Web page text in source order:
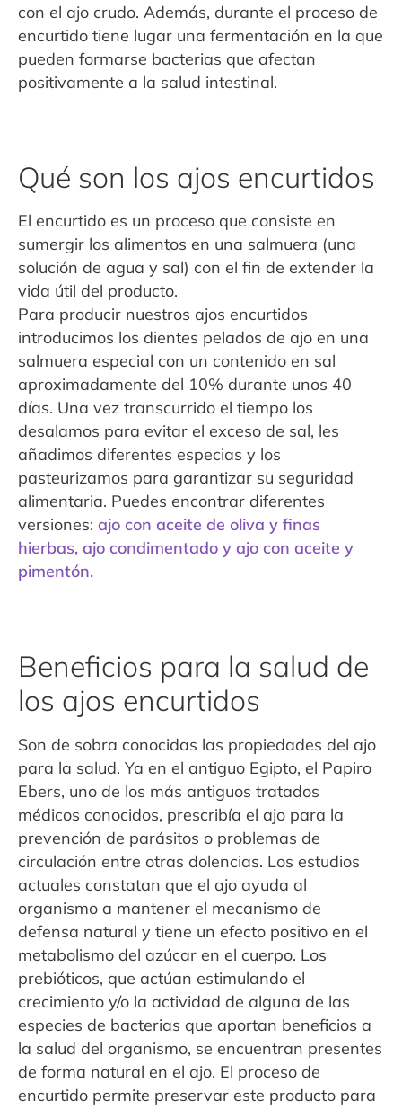
con el ajo crudo. Además, durante el proceso de
encurtido tiene lugar una fermentación en la que
pueden formarse bacterias que afectan
positivamente a la salud intestinal.
Qué son los ajos encurtidos
El encurtido es un proceso que consiste en
sumergir los alimentos en una salmuera (una
solución de agua y sal) con el fin de extender la
vida útil del producto.
Para producir nuestros ajos encurtidos
introducimos los dientes pelados de ajo en una
salmuera especial con un contenido en sal
aproximadamente del 10% durante unos 40
días. Una vez transcurrido el tiempo los
desalamos para evitar el exceso de sal, les
añadimos diferentes especias y los
pasteurizamos para garantizar su seguridad
alimentaria. Puedes encontrar diferentes
versiones: ajo con aceite de oliva y finas
hierbas, ajo condimentado y ajo con aceite y
pimentón.
Beneficios para la salud de
los ajos encurtidos
Son de sobra conocidas las propiedades del ajo
para la salud. Ya en el antiguo Egipto, el Papiro
Ebers, uno de los más antiguos tratados
médicos conocidos, prescribía el ajo para la
prevención de parásitos o problemas de
circulación entre otras dolencias. Los estudios
actuales constatan que el ajo ayuda al
organismo a mantener el mecanismo de
defensa natural y tiene un efecto positivo en el
metabolismo del azúcar en el cuerpo. Los
prebióticos, que actúan estimulando el
crecimiento y/o la actividad de alguna de las
especies de bacterias que aportan beneficios a
la salud del organismo, se encuentran presentes
de forma natural en el ajo. El proceso de
encurtido permite preservar este producto para